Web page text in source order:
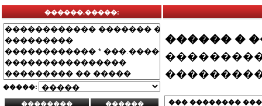
������.�����:
�����:
������ �
��� ��������